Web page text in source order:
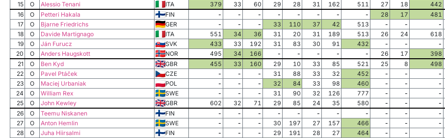
15
O Alessio Tenani ITA 379 33 60 29 28 31 162 511 27 18 442
16
O Petteri Hakala FIN - - - - - - - - 28 17 481
17
O Bjarne Friedrichs GER - - - 33 110 37 42 513 - - -
18
O Davide Martignago ITA 551 34 36 31 20 31 189 513 26 24 618
19
O Ján Furucz SVK 433 33 192 31 83 30 91 432 - - -
20
O Anders Haugskott NOR 495 34 166 - - - - - 26 17 398
21
O Ben Kyd GBR 455 33 160 29 10 33 85 521 25 8 498
22
O Pavel Ptáček CZE - - - 31 88 33 32 452 - - -
23
O Maciej Urbaniak POL - - - 32 84 33 98 460 - - -
24
O William Rex SWE - - - 31 90 32 126 777 - - -
25
O John Kewley GBR 602 32 71 29 85 24 35 580 - - -
26
O Teemu Niskanen FIN - - - - - - - - - - -
27
O Anton Hemlin SWE - - - 30 197 27 157 466 - - -
28
O Juha Hiirsalmi FIN - - - 29 191 28 27 464 - - -